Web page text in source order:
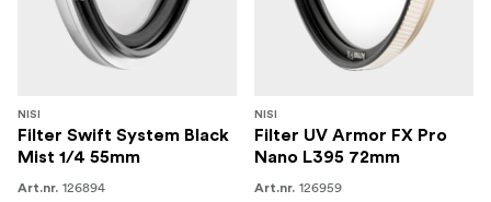
NISI
Filter Swift System Black
Mist 1/4 55mm
Art.nr. 126894
NISI
Filter UV Armor FX Pro
Nano L395 72mm
Art.nr. 126959